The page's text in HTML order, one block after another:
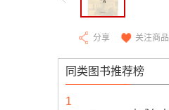
分享 关注商品
同类图书推荐榜
1